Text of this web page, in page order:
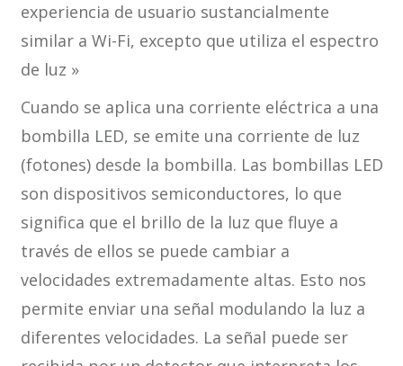
experiencia de usuario sustancialmente
similar a Wi-Fi, excepto que utiliza el espectro
de luz »
Cuando se aplica una corriente eléctrica a una
bombilla LED, se emite una corriente de luz
(fotones) desde la bombilla. Las bombillas LED
son dispositivos semiconductores, lo que
significa que el brillo de la luz que fluye a
través de ellos se puede cambiar a
velocidades extremadamente altas. Esto nos
permite enviar una señal modulando la luz a
diferentes velocidades. La señal puede ser